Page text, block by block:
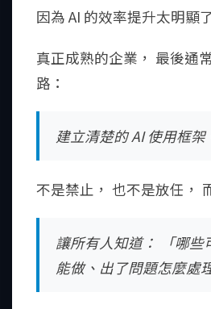
因為 AI 的效率提升太明顯
真正成熟的企業， 最後通
路：
建立清楚的 AI 使用框架
不是禁止， 也不是放任，
讓所有人知道： 「哪些
能做、出了問題怎麼處